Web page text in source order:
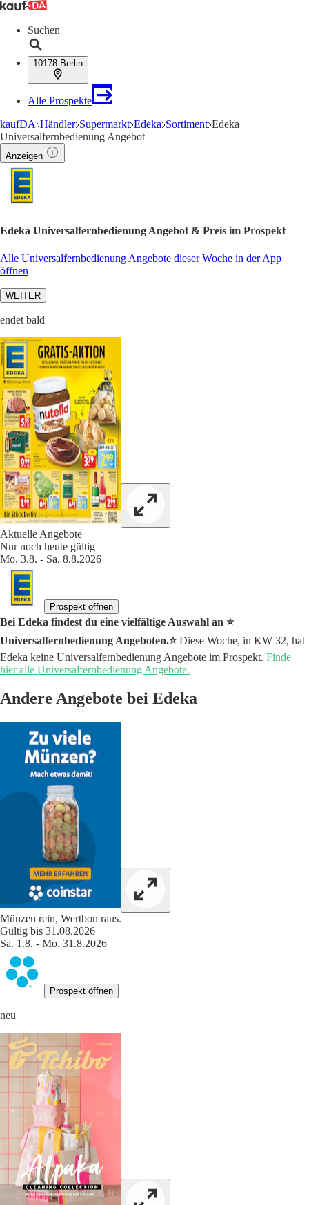
Suchen
10178 Berlin
Alle Prospekte
kaufDA Händler Supermarkt Edeka Sortiment Edeka
Universalfernbedienung Angebot
Anzeigen
Edeka Universalfernbedienung Angebot & Preis im Prospekt
Alle Universalfernbedienung Angebote dieser Woche in der App
öffnen
WEITER
endet bald
Aktuelle Angebote
Nur noch heute gültig
Mo. 3.8. - Sa. 8.8.2026
Prospekt öffnen
Bei Edeka findest du eine vielfältige Auswahl an ⭐️
Universalfernbedienung Angeboten.⭐️Diese Woche, in KW 32, hat
Edeka keine Universalfernbedienung Angebote im Prospekt. Finde
hier alle Universalfernbedienung Angebote.
Andere Angebote bei Edeka
Münzen rein, Wertbon raus.
Gültig bis 31.08.2026
Sa. 1.8. - Mo. 31.8.2026
Prospekt öffnen
neu